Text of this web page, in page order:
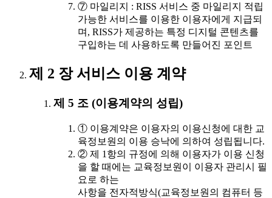
⑦ 마일리지 : RISS 서비스 중 마일리지 적립
가능한 서비스를 이용한 이용자에게 지급되
며, RISS가 제공하는 특정 디지털 콘텐츠를
구입하는 데 사용하도록 만들어진 포인트
제 2 장 서비스 이용 계약
제 5 조 (이용계약의 성립)
① 이용계약은 이용자의 이용신청에 대한 교
육정보원의 이용 승낙에 의하여 성립됩니다.
② 제 1항의 규정에 의해 이용자가 이용 신청
을 할 때에는 교육정보원이 이용자 관리시 필
요로 하는
사항을 전자적방식(교육정보원의 컴퓨터 등